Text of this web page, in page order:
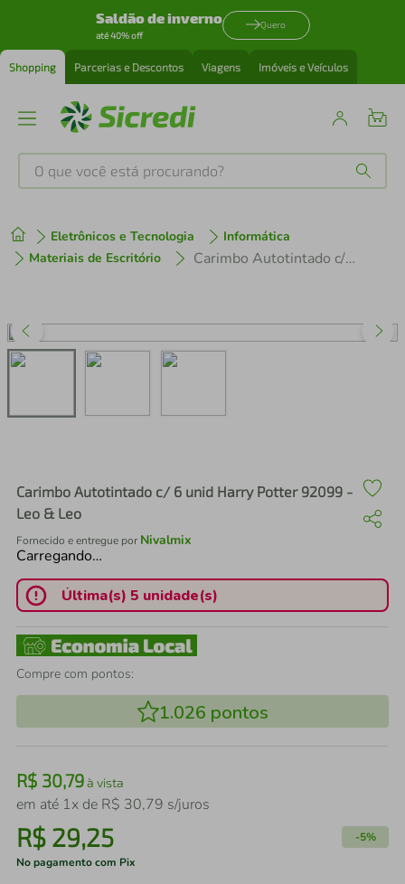
Saldão de inverno
até 40% off
Quero
Shopping Parcerias e Descontos Viagens Imóveis e Veículos
O que você está procurando?
Eletrônicos e Tecnologia
Informática
Materiais de Escritório
Carimbo Autotintado c/ 6 unid Harry Potter 92099 - Leo & Leo
Carimbo Autotintado c/ 6 unid Harry Potter 92099 -
Leo & Leo
Fornecido e entregue por Nivalmix
Carregando…
Última(s) 5 unidade(s)
Compre com pontos:
1.026 pontos
R$ 30,79à vista
em até 1x de R$ 30,79 s/juros
R$ 29,25 -5%
No pagamento com Pix
1º tenis
3º perfume